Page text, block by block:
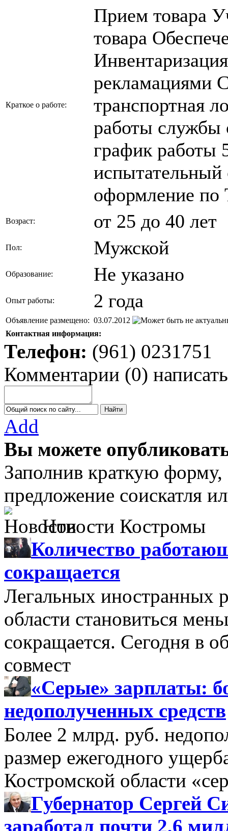
Краткое о работе:
Прием товара
товара
рекламациями
транспортная
работы службы
график работы
испытательный
оформление по
Возраст: от 25 до 40 лет
Пол: Мужской
Образование: Не указано
Опыт работы: 2 года
Объявление размещено: 03.07.2012
Контактная информация:
Телефон: (961) 0231751
Комментарии (0) написать
Add
Вы можете
Заполнив краткую
предложение соискатля
Новости Костромы
Количество
сокращается
Легальных иностранных
области становиться
сокращается. Сегодня в
совмест
«Серые» зарплаты:
недополученных средств
Более 2 млрд. руб.
размер ежегодного
Костромской области
Губернатор Сергей
заработал почти 2,6